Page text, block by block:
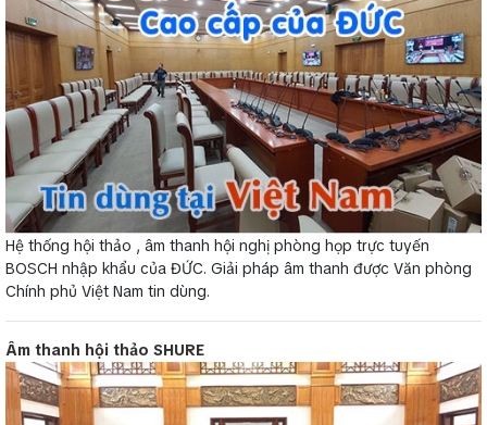
Hệ thống hội thảo , âm thanh hội nghị phòng họp trực tuyến
BOSCH nhập khẩu của ĐỨC. Giải pháp âm thanh được Văn phòng
Chính phủ Việt Nam tin dùng.
Âm thanh hội thảo SHURE